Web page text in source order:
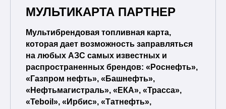
МУЛЬТИКАРТА ПАРТНЕР
Мультибрендовая топливная карта,
которая дает возможность заправляться
на любых АЗС самых известных и
распространенных брендов: «Роснефть»,
«Газпром нефть», «Башнефть»,
«Нефтьмагистраль», «ЕКА», «Трасса»,
«Teboil», «Ирбис», «Татнефть»,